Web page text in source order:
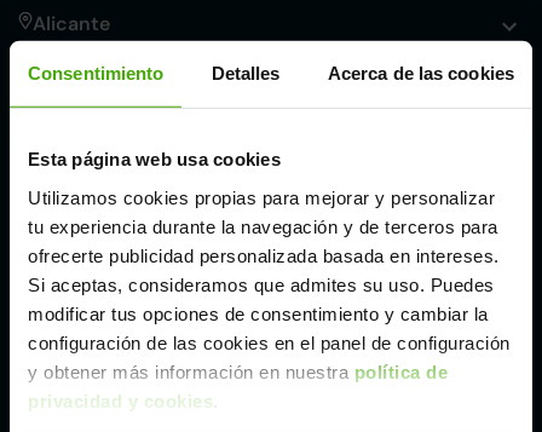
Consentimiento Detalles Acerca de las cookies
Esta página web usa cookies
Utilizamos cookies propias para mejorar y personalizar
tu experiencia durante la navegación y de terceros para
ofrecerte publicidad personalizada basada en intereses.
Si aceptas, consideramos que admites su uso. Puedes
modificar tus opciones de consentimiento y cambiar la
configuración de las cookies en el panel de configuración
y obtener más información en nuestra política de
privacidad y cookies
Alicante
Madrid
Málaga
Valencia
Zaragoza